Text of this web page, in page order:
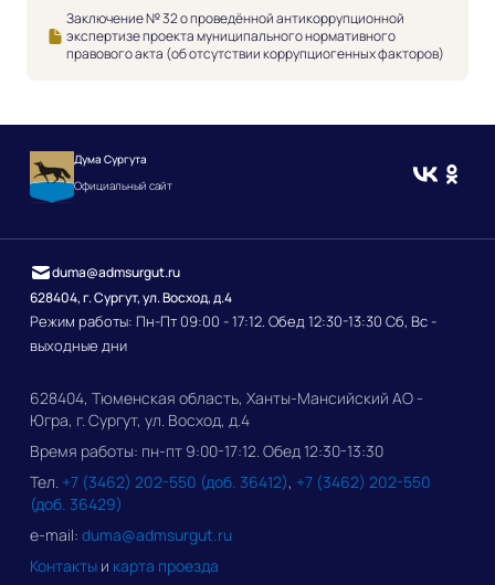
Заключение № 32 о проведённой антикоррупционной
экспертизе проекта муниципального нормативного
правового акта (об отсутствии коррупциогенных факторов)
Дума Сургута
Официальный сайт
628404, г. Сургут, ул. Восход, д.4
Режим работы: Пн-Пт 09:00 - 17:12. Обед 12:30-13:30 Сб, Вс -
выходные дни
duma@admsurgut.ru
628404, Тюменская область, Ханты-Мансийский АО -
Югра, г. Сургут, ул. Восход, д.4
Время работы: пн-пт 9:00-17:12. Обед 12:30-13:30
Тел. +7 (3462) 202-550 (доб. 36412), +7 (3462) 202-550
(доб. 36429)
e-mail: duma@admsurgut.ru
Контакты и карта проезда